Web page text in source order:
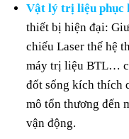
Vật lý trị liệu phục
thiết bị hiện đại:
chiếu Laser thế hệ
máy trị liệu BTL…
đốt sống kích thích
mô tổn thương đến
vận động.